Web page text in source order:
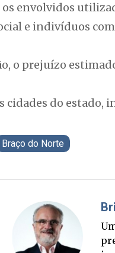
os envolvidos
e indivíduos
o prejuízo
do estado,
Braço do Norte